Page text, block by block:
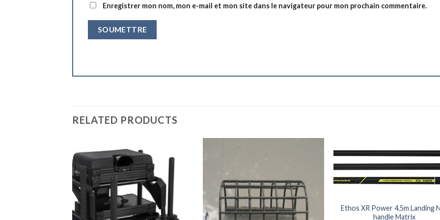
Enregistrer mon nom, mon e-mail et mon site dans le navigateur pour mon prochain commentaire.
RELATED PRODUCTS
Ethos XR Power 4.5m Landing
handle Matrix